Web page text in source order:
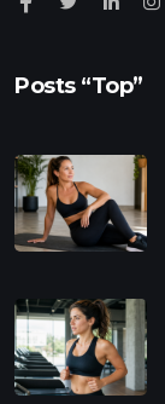
Posts “Top”